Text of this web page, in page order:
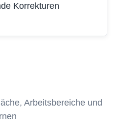
Korrekturen
Arbeitsbereiche und